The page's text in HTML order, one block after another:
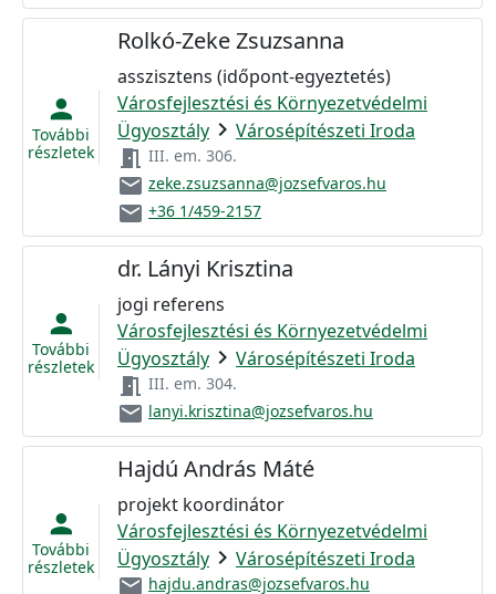
person
További
részletek
Rolkó-Zeke Zsuzsanna
asszisztens (időpont-egyeztetés)
Városfejlesztési és Környezetvédelmi
Ügyosztály chevron_right Városépítészeti Iroda
meeting_room III. em. 306.
email zeke.zsuzsanna@jozsefvaros.hu
email +36 1/459-2157
person
További
részletek
dr. Lányi Krisztina
jogi referens
Városfejlesztési és Környezetvédelmi
Ügyosztály chevron_right Városépítészeti Iroda
meeting_room III. em. 304.
email lanyi.krisztina@jozsefvaros.hu
person
További
részletek
Hajdú András Máté
projekt koordinátor
Városfejlesztési és Környezetvédelmi
Ügyosztály chevron_right Városépítészeti Iroda
email hajdu.andras@jozsefvaros.hu